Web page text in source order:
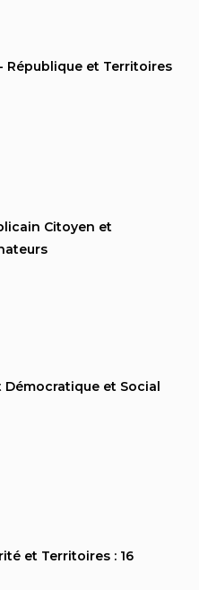
République et Territoires
Citoyen et
Démocratique et Social
et Territoires : 16